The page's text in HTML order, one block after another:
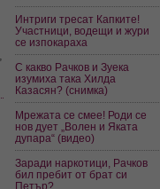
Интриги тресат Капките!
Участници, водещи и жури
се изпокараха
С какво Рачков и Зуека
изумиха така Хилда
Казасян? (снимка)
Мрежата се смее! Роди се
нов дует „Волен и Яката
дупара“ (видео)
Заради наркотици, Рачков
бил пребит от брат си
Петър?